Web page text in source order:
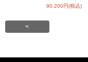
90,200円(税込)
<